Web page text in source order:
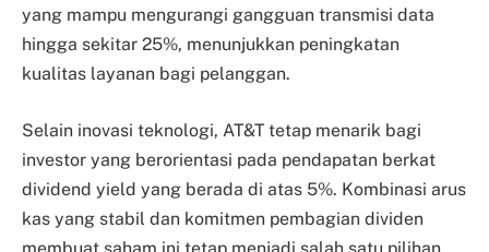
yang mampu mengurangi gangguan transmisi data
hingga sekitar 25%, menunjukkan peningkatan
kualitas layanan bagi pelanggan.
Selain inovasi teknologi, AT&T tetap menarik bagi
investor yang berorientasi pada pendapatan berkat
dividend yield yang berada di atas 5%. Kombinasi arus
kas yang stabil dan komitmen pembagian dividen